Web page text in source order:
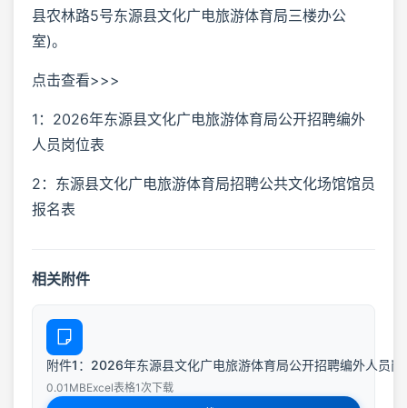
县农林路5号东源县文化广电旅游体育局三楼办公
室)。
点击查看>>>
1：2026年东源县文化广电旅游体育局公开招聘编外
人员岗位表
2：东源县文化广电旅游体育局招聘公共文化场馆馆员
报名表
相关附件
附件1：2026年东源县文化广电旅游体育局公开招聘编外人员
0.01MBExcel表格1次下载